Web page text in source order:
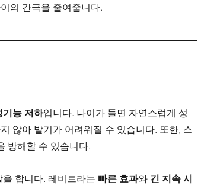
의 간극을 줄여줍니다.
기능 저하입니다. 나이가 들면 자연스럽게 성
않아 발기가 어려워질 수 있습니다. 또한, 스
방해할 수 있습니다.
합니다. 레비트라는 빠른 효과와 긴 지속 시